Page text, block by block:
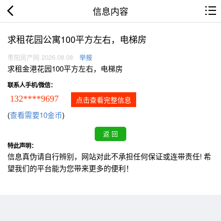
信息内容
求租花园公寓100平方左右，电梯房
枣阳房产网 2026.08.08 举报
求租金港花园100平方左右，电梯房
联系人手机/微信：
132****9697 点击查看完整信息
(查看需要10金币)
特此声明：
信息真伪请自行辨别，网站对此不承担任何保证或连带责任! 希
望我们的平台能为您带来更多的便利！